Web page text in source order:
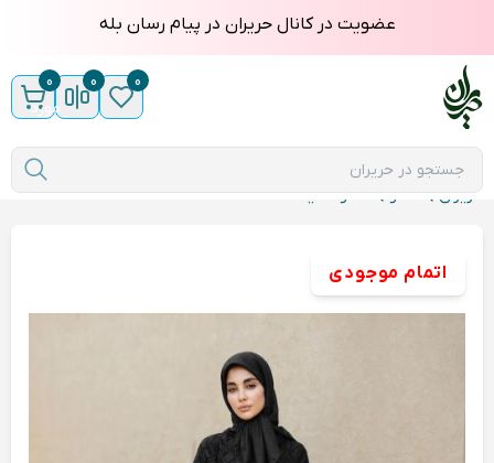
عضویت در کانال حریران در پیام رسان بله
0
0
0
مورد
حریران مانتو مانتو هانیه
اتمام موجودی